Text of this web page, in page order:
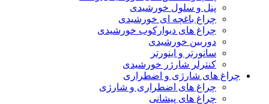
پنل و سلول خورشیدی
چراغ باغچه ای خورشیدی
چراغ های دیوارکوب خورشیدی
دوربین خورشیدی
سانورتر و اینورتر
کنترلر شارژر خورشیدی
چراغ های شارژی و اضطراری
چراغ های اضطراری و شارژی
چراغ های پیشانی